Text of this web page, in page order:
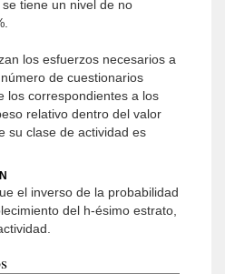
tiene un nivel de no
los esfuerzos necesarios a
de cuestionarios
los correspondientes a los
relativo dentro del valor
su clase de actividad es
el inverso de la probabilidad
del h-ésimo estrato,